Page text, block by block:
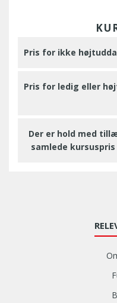
Pris for ikke
Pris for ledig eller
Der er hold med
samlede